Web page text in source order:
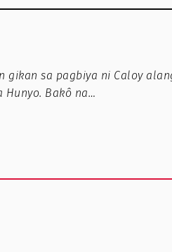
gikan sa pagbiya ni Caloy
Bakô na…